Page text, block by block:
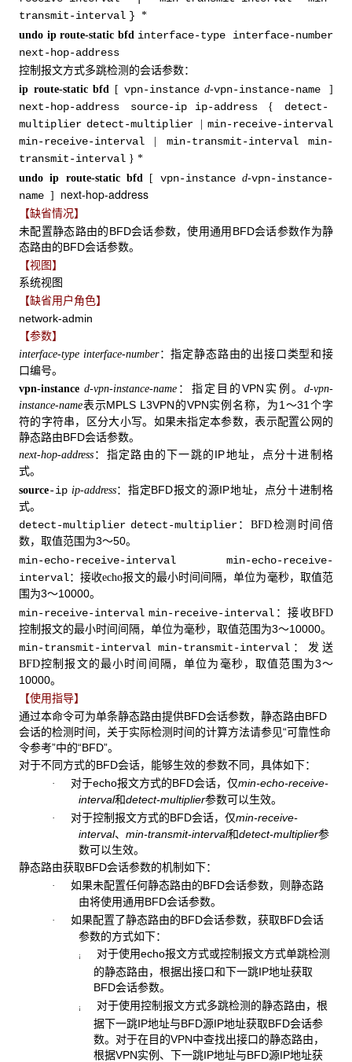
transmit-interval } *
undo ip route-static bfd interface-type interface-number
next-hop-address
控制报文方式多跳检测的会话参数：
ip route-static bfd [ vpn-instance d-vpn-instance-name]
next-hop-address source-ip ip-address {
detect-
multiplier detect-multiplier
min-receive-interval
min-receive-interval
min-transmit-interval
min-
transmit-interval } *
undo ip route-static bfd [ vpn-instance d-vpn-instance-
name ] next-hop-address
【缺省情况】
未配置静态路由的BFD会话参数，使用通用BFD会话参数作为静
态路由的BFD会话参数。
【视图】
系统视图
【缺省用户角色】
network-admin
【参数】
interface-type interface-number：指定静态路由的出接口类型和接
口编号。
vpn-instance d-vpn-instance-name ：指定目的VPN实例。d-vpn-
instance-name表示MPLS L3VPN的VPN实例名称，为1～31个字
符的字符串，区分大小写。如果未指定本参数，表示配置公网的
静态路由BFD会话参数。
next-hop-address ：指定路由的下一跳的IP地址，点分十进制格
式。
source-ip ip-address：指定BFD报文的源IP地址，点分十进制格
式。
detect-multiplier detect-multiplier： BFD检测时间倍
数，取值范围为3～50。
min-echo-receive-interval min-echo-receive-
interval：接收echo报文的最小时间间隔，单位为毫秒，取值范
围为3～10000。
min-receive-interval min-receive-interval ：接收BFD
控制报文的最小时间间隔，单位为毫秒，取值范围为3～10000。
min-transmit-interval min-transmit-interval：发送
BFD控制报文的最小时间间隔，单位为毫秒，取值范围为3～
10000。
【使用指导】
通过本命令可为单条静态路由提供BFD会话参数，静态路由BFD
会话的检测时间，关于实际检测时间的计算方法请参见“可靠性命
令参考”中的“BFD”。
对于不同方式的BFD会话，能够生效的参数不同，具体如下：
· 对于echo报文方式的BFD会话，仅min-echo-receive-
interval和detect-multiplier参数可以生效。
· 对于控制报文方式的BFD会话，仅min-receive-
interval、 min-transmit-interval和detect-multiplier参
数可以生效。
静态路由获取BFD会话参数的机制如下：
· 如果未配置任何静态路由的BFD会话参数，则静态路
由将使用通用BFD会话参数。
· 如果配置了静态路由的BFD会话参数，获取BFD会话
参数的方式如下：
¡
对于使用echo报文方式或控制报文方式单跳检测
的静态路由，根据出接口和下一跳IP地址获取
BFD会话参数。
¡
对于使用控制报文方式多跳检测的静态路由，根
据下一跳IP地址与BFD源IP地址获取BFD会话参
数。对于在目的VPN中查找出接口的静态路由，
根据VPN实例、下一跳IP地址与BFD源IP地址获